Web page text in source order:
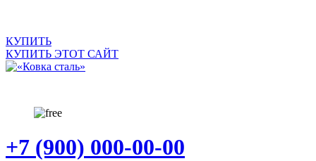
КУПИТЬ
КУПИТЬ ЭТОТ САЙТ
+7 (900) 000-00-00